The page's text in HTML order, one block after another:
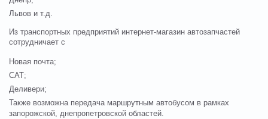
Львов и т.д.
Из транспортных предприятий интернет-магазин автозапчастей
сотрудничает с
Новая почта;
САТ;
Деливери;
Также возможна передача маршрутным автобусом в рамках
запорожской, днепропетровской областей.